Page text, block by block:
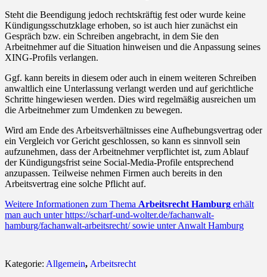
Steht die Beendigung jedoch rechtskräftig fest oder wurde keine
Kündigungsschutzklage erhoben, so ist auch hier zunächst ein
Gespräch bzw. ein Schreiben angebracht, in dem Sie den
Arbeitnehmer auf die Situation hinweisen und die Anpassung seines
XING-Profils verlangen.
Ggf. kann bereits in diesem oder auch in einem weiteren Schreiben
anwaltlich eine Unterlassung verlangt werden und auf gerichtliche
Schritte hingewiesen werden. Dies wird regelmäßig ausreichen um
die Arbeitnehmer zum Umdenken zu bewegen.
Wird am Ende des Arbeitsverhältnisses eine Aufhebungsvertrag oder
ein Vergleich vor Gericht geschlossen, so kann es sinnvoll sein
aufzunehmen, dass der Arbeitnehmer verpflichtet ist, zum Ablauf
der Kündigungsfrist seine Social-Media-Profile entsprechend
anzupassen. Teilweise nehmen Firmen auch bereits in den
Arbeitsvertrag eine solche Pflicht auf.
Weitere Informationen zum Thema Arbeitsrecht Hamburg erhält
man auch unterhttps://scharf-und-wolter.de/fachanwalt-
hamburg/fachanwalt-arbeitsrecht/sowie unterAnwalt Hamburg
Kategorie: Allgemein, Arbeitsrecht